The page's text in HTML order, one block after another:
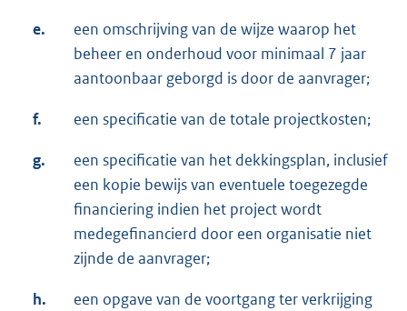
e.
een omschrijving van de wijze waarop het
beheer en onderhoud voor minimaal 7 jaar
aantoonbaar geborgd is door de aanvrager;
f. een specificatie van de totale projectkosten;
g.
een specificatie van het dekkingsplan, inclusief
een kopie bewijs van eventuele toegezegde
financiering indien het project wordt
medegefinancierd door een organisatie niet
zijnde de aanvrager;
h.
een opgave van de voortgang ter verkrijging